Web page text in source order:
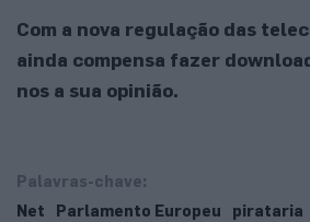
Com a nova regulação das
ainda compensa fazer
nos a sua opinião.
Palavras-chave:
Net
Parlamento Europeu pirataria